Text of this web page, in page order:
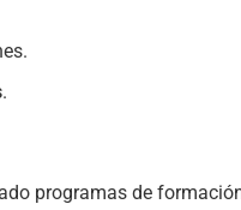
.
programas de